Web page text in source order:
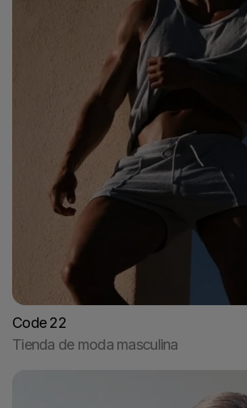
Code 22
Tienda de moda masculina
Te
negocio
¿Crees que podríamos ayudarte